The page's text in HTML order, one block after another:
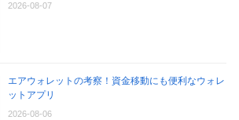
2026-08-07
エアウォレットの考察！資金移動にも便利なウォレ
ットアプリ
2026-08-06